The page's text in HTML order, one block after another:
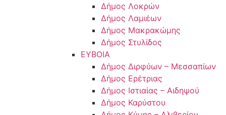
Δήμος Λοκρών
Δήμος Λαμιέων
Δήμος Μακρακώμης
Δήμος Στυλίδος
ΕΥΒΟΙΑ
Δήμος Διρφύων – Μεσσαπίων
Δήμος Ερέτριας
Δήμος Ιστιαίας – Αιδηψού
Δήμος Καρύστου